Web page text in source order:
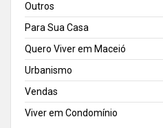
Outros
Para Sua Casa
Quero Viver em Maceió
Urbanismo
Vendas
Viver em Condomínio